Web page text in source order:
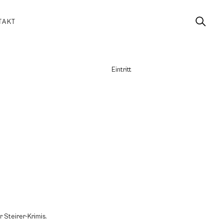
Eintritt
Steirer-Krimis.